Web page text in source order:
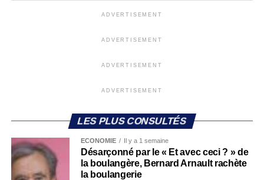
ADVERTISEMENT
ADVERTISEMENT
ADVERTISEMENT
ADVERTISEMENT
LES PLUS CONSULTÉS
ECONOMIE Il y a 1 semaine
Désarçonné par le « Et avec ceci ? » de
la boulangère, Bernard Arnault rachète
la boulangerie